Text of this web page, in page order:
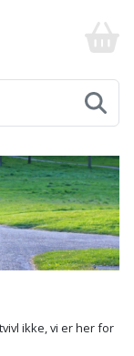
ikke, vi er her for